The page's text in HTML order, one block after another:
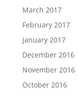
March 2017
February 2017
January 2017
December 2016
November 2016
October 2016